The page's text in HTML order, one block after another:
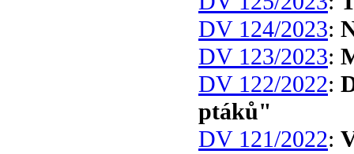
DV 124/2023:
DV 123/2023:
DV 122/2022:
ptáků"
DV 121/2022: